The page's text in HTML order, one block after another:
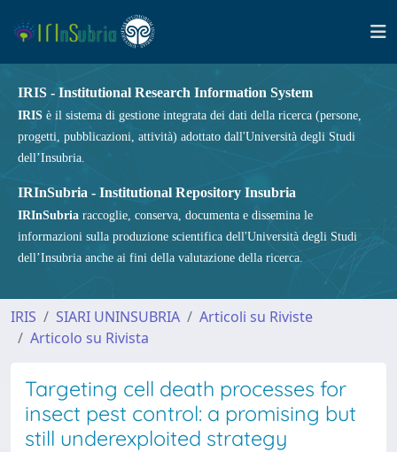
IRIS - Institutional Research Information System
IRIS è il sistema di gestione integrata dei dati della ricerca (persone,
progetti, pubblicazioni, attività) adottato dall'Università degli Studi
dell’Insubria.
IRInSubria - Institutional Repository Insubria
IRInSubria raccoglie, conserva, documenta e dissemina le
informazioni sulla produzione scientifica dell'Università degli Studi
dell’Insubria anche ai fini della valutazione della ricerca.
IRIS SIARI UNINSUBRIA
Articoli su Riviste
Articolo su Rivista
Targeting cell death processes for
insect pest control: a promising but
still underexploited strategy